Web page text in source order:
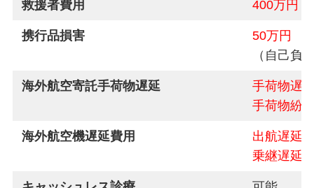
救援者費用 400万円
携行品損害
50万円
（自己負
海外航空寄託手荷物遅延
手荷物遅
手荷物紛
海外航空機遅延費用
出航遅延2
乗継遅延2